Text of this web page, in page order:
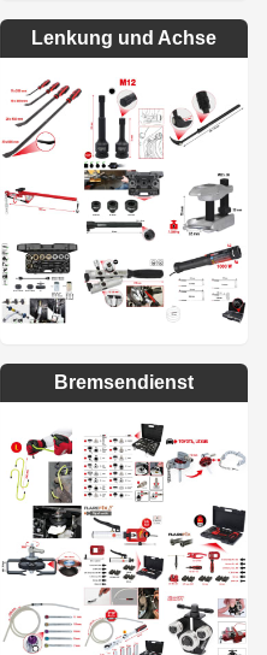
Lenkung und Achse
Bremsendienst